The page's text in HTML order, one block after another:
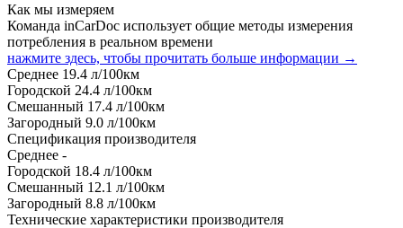
Как мы измеряем
Команда inCarDoc использует общие методы измерения
потребления в реальном времени
нажмите здесь, чтобы прочитать больше информации →
Среднее 19.4 л/100км
Городской 24.4 л/100км
Смешанный 17.4 л/100км
Загородный 9.0 л/100км
Спецификация производителя
Среднее -
Городской 18.4 л/100км
Смешанный 12.1 л/100км
Загородный 8.8 л/100км
Технические характеристики производителя